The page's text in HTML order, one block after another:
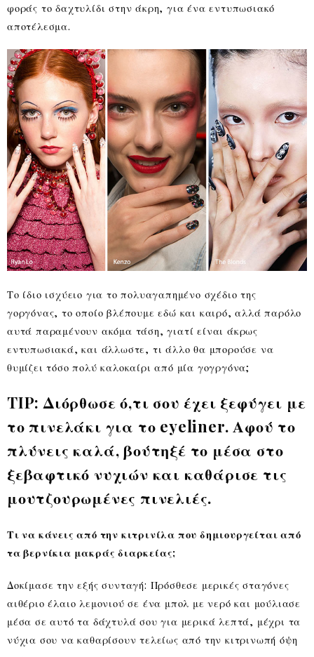
φοράς το δαχτυλίδι στην άκρη, για ένα εντυπωσιακό
αποτέλεσμα.
Το ίδιο ισχύειο για το πολυαγαπημένο σχέδιο της
γοργόνας, το οποίο βλέπουμε εδώ και καιρό, αλλά παρόλο
αυτά παραμένουν ακόμα τάση, γιατί είναι άκρως
εντυπωσιακά, και άλλωστε, τι άλλο θα μπορούσε να
θυμίζει τόσο πολύ καλοκαίρι από μία γογργόνα;
TIP: Διόρθωσε ό,τι σου έχει ξεφύγει με
το πινελάκι για το eyeliner. Αφού το
πλύνεις καλά, βούτηξέ το μέσα στο
ξεβαφτικό νυχιών και καθάρισε τις
μουτζουρωμένες πινελιές.
Τι να κάνεις από την κιτρινίλα που δημιουργείται από
τα βερνίκια μακράς διαρκείας;
Δοκίμασε την εξής συνταγή: Πρόσθεσε μερικές σταγόνες
αιθέριο έλαιο λεμονιού σε ένα μπολ με νερό και μούλιασε
μέσα σε αυτό τα δάχτυλά σου για μερικά λεπτά, μέχρι τα
νύχια σου να καθαρίσουν τελείως από την κιτρινωπή όψη